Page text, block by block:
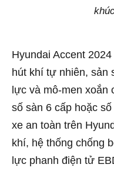
Hyundai Accent
hút khí tự nhiên, sản
lực và mô-men
số sàn 6 cấp hoặc
xe an toàn trên
khí, hệ thống chống
lực phanh điện tử